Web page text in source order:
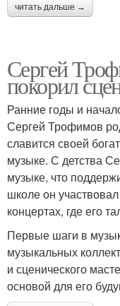
читать дальше →
Сергей
покорил
Ранние годы и
Сергей Трофимов
славится своей
музыке. С детства
музыке, что
школе он
концертах, где его
Первые шаги в
музыкальных
и сценического
основой для его